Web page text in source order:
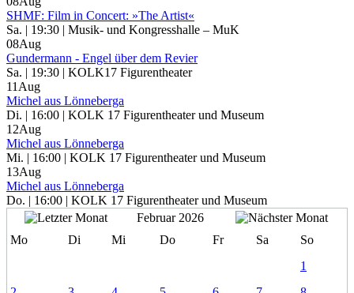
SHMF: Film in Concert: »The Artist«
Sa. | 19:30 | Musik- und Kongresshalle – MuK
08Aug
Gundermann - Engel über dem Revier
Sa. | 19:30 | KOLK17 Figurentheater
11 Aug
Michel aus Lönneberga
Di. | 16:00 | KOLK 17 Figurentheater und Museum
12Aug
Michel aus Lönneberga
Mi. | 16:00 | KOLK 17 Figurentheater und Museum
13Aug
Michel aus Lönneberga
Do. | 16:00 | KOLK 17 Figurentheater und Museum
Februar 2026
Mo
Di Mi Do Fr Sa
So
1